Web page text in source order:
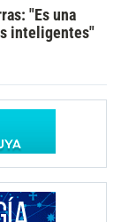
"Es una
inteligentes"